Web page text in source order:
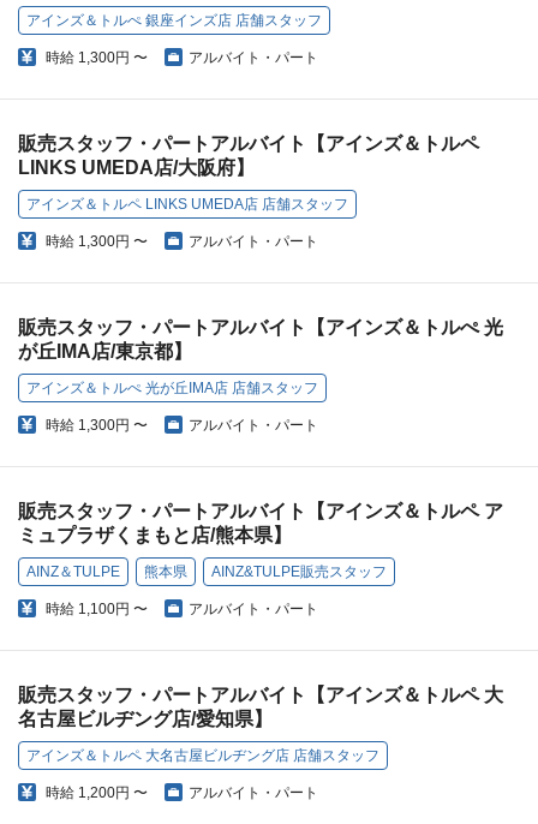
アインズ＆トルぺ 銀座インズ店 店舗スタッフ
時給 1,300円 〜 アルバイト・パート
販売スタッフ・パートアルバイト【アインズ＆トルペ
LINKS UMEDA店/大阪府】
アインズ＆トルペ LINKS UMEDA店 店舗スタッフ
時給 1,300円 〜 アルバイト・パート
販売スタッフ・パートアルバイト【アインズ＆トルぺ 光
が丘IMA店/東京都】
アインズ＆トルぺ 光が丘IMA店 店舗スタッフ
時給 1,300円 〜 アルバイト・パート
販売スタッフ・パートアルバイト【アインズ＆トルペ ア
ミュプラザくまもと店/熊本県】
AINZ＆TULPE 熊本県 AINZ&TULPE販売スタッフ
時給 1,100円 〜 アルバイト・パート
販売スタッフ・パートアルバイト【アインズ＆トルペ 大
名古屋ビルヂング店/愛知県】
アインズ＆トルペ 大名古屋ビルヂング店 店舗スタッフ
時給 1,200円 〜 アルバイト・パート